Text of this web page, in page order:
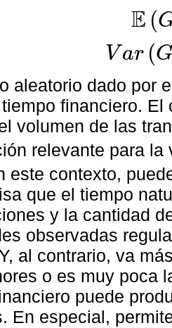
E (
EGt = t-q
V ar (
Va Gt=t-q v.
aleatorio dado por
financiero.
volumen de las
relevante para
este contexto,
que el tiempo
y la cantidad
observadas
al contrario, va
o es muy poca
puede
En especial,